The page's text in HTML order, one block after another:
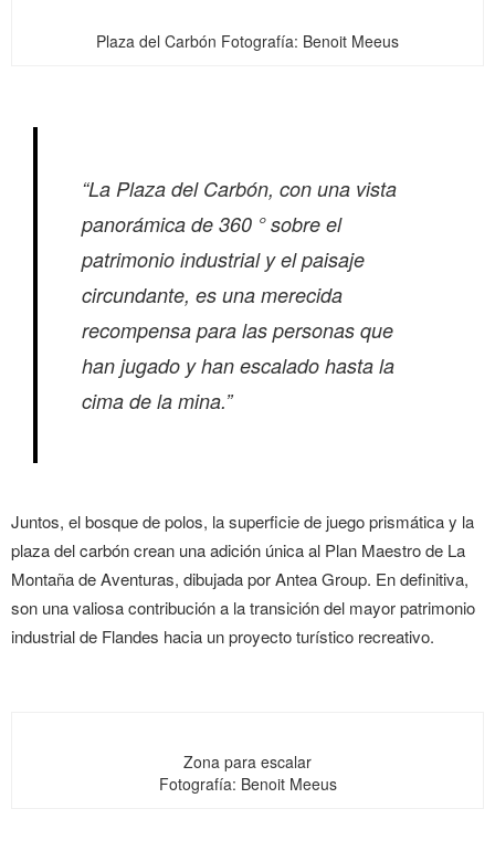
Plaza del Carbón Fotografía: Benoit Meeus
“La Plaza del Carbón, con una vista
panorámica de 360 ° sobre el
patrimonio industrial y el paisaje
circundante, es una merecida
recompensa para las personas que
han jugado y han escalado hasta la
cima de la mina.”
Juntos, el bosque de polos, la superficie de juego prismática y la
plaza del carbón crean una adición única al Plan Maestro de La
Montaña de Aventuras, dibujada por Antea Group. En definitiva,
son una valiosa contribución a la transición del mayor patrimonio
industrial de Flandes hacia un proyecto turístico recreativo.
Zona para escalar
Fotografía: Benoit Meeus